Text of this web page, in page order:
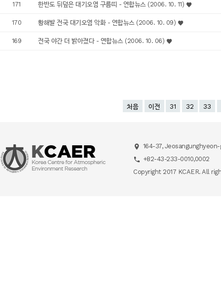
171 한반도 뒤덮은 대기오염 구름띠 - 연합뉴스 (2006. 10. 11)
170 황해발 전국 대기오염 악화 - 연합뉴스 (2006. 10. 09)
169 전국 야간 더 밝아졌다 - 연합뉴스 (2006. 10. 06)
처음 이전 31 32 33
164-37,
+82-43-233-0010,0002
Copyright 2017 KCAER. All